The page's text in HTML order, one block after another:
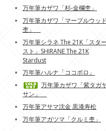
万年筆カザワ「杉-金欄杢」
万年筆カザワ「マーブルウッド
杢」
万年筆シラネ The 21K「スタ
スト」SHIRANE The 21K
Stardust
万年筆ハルナ「ココボロ」
万年筆カザワ「紫タガ
サン」
万年筆アサマ沈金 黒漆寿松
万年筆アガツマ「クルミ杢」